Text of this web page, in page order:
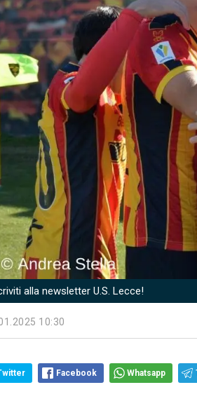
alla newsletter U.S. Lecce!
10:30
Facebook Whatsapp